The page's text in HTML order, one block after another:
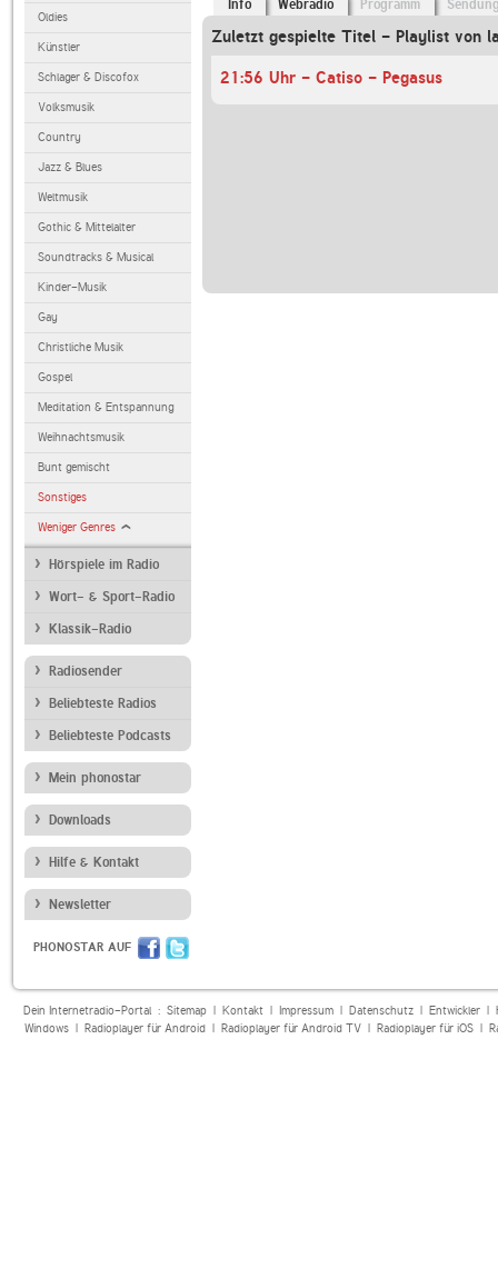
Oldies
Künstler
Schlager & Discofox
Volksmusik
Country
Jazz & Blues
Weltmusik
Gothic & Mittelalter
Soundtracks & Musical
Kinder-Musik
Gay
Christliche Musik
Gospel
Meditation & Entspannung
Weihnachtsmusik
Bunt gemischt
Sonstiges
Weniger Genres
Hörspiele im Radio
Wort- & Sport-Radio
Klassik-Radio
Radiosender
Beliebteste Radios
Beliebteste Podcasts
Mein phonostar
Downloads
Hilfe & Kontakt
Newsletter
PHONOSTAR AUF
Info Webradio Programm
Zuletzt gespielte Titel - Playlist von
21:56 Uhr - Catiso - Pegasus
Dein Internetradio-Portal : Sitemap| Kontakt| Impressum| Datenschutz| Entwickler|
Windows| Radioplayer für Android| Radioplayer für Android TV| Radioplayer für iOS|